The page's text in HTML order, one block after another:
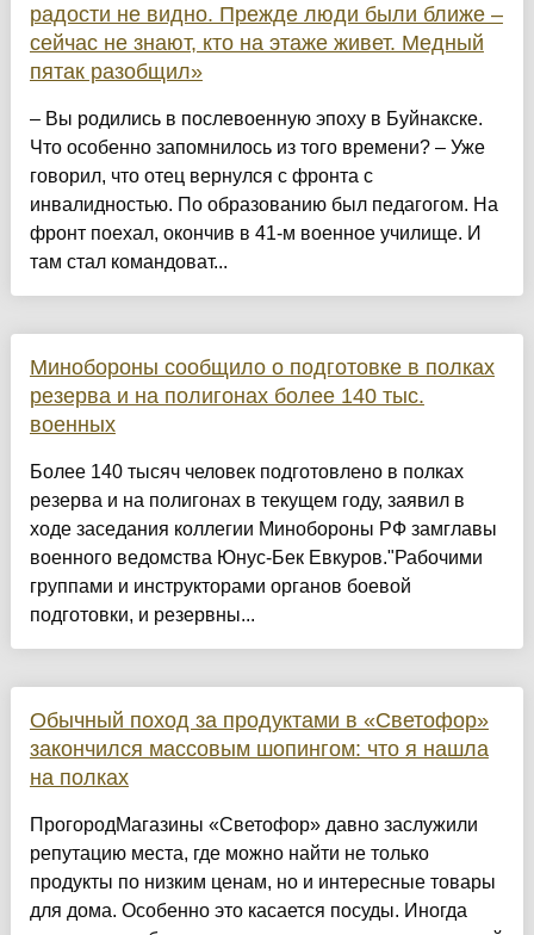
радости не видно. Прежде люди были ближе –
сейчас не знают, кто на этаже живет. Медный
пятак разобщил»
– Вы родились в послевоенную эпоху в Буйнакске.
Что особенно запомнилось из того времени? – Уже
говорил, что отец вернулся с фронта с
инвалидностью. По образованию был педагогом. На
фронт поехал, окончив в 41-м военное училище. И
там стал командоват...
Минобороны сообщило о подготовке в полках
резерва и на полигонах более 140 тыс.
военных
Более 140 тысяч человек подготовлено в полках
резерва и на полигонах в текущем году, заявил в
ходе заседания коллегии Минобороны РФ замглавы
военного ведомства Юнус-Бек Евкуров."Рабочими
группами и инструкторами органов боевой
подготовки, и резервны...
Обычный поход за продуктами в «Светофор»
закончился массовым шопингом: что я нашла
на полках
ПрогородМагазины «Светофор» давно заслужили
репутацию места, где можно найти не только
продукты по низким ценам, но и интересные товары
для дома. Особенно это касается посуды. Иногда